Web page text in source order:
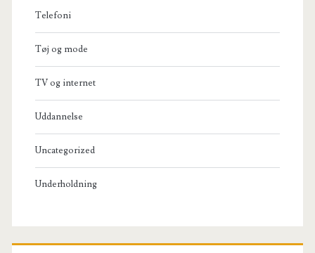
Telefoni
Tøj og mode
TV og internet
Uddannelse
Uncategorized
Underholdning